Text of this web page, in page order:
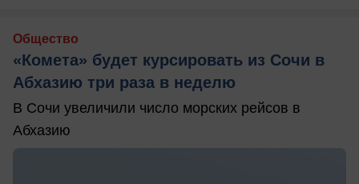
Общество
«Комета» будет курсировать из Сочи в
Абхазию три раза в неделю
В Сочи увеличили число морских рейсов в
Абхазию